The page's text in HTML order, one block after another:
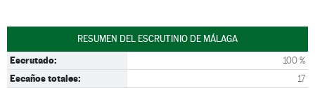
RESUMEN DEL ESCRUTINIO DE MÁLAGA
Escrutado: 100 %
Escaños totales: 17